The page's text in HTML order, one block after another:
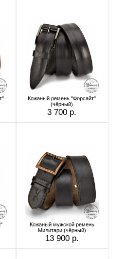
Кожаный ремень "Форсайт"
(чёрный)
3 700 р.
Кожаный мужской ремень
Милитари (чёрный)
13 900 р.